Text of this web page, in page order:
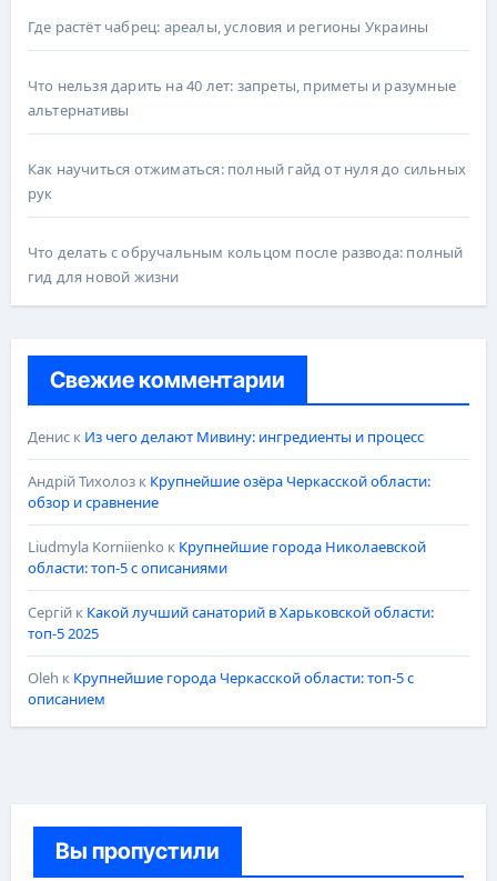
Где растёт чабрец: ареалы, условия и регионы Украины
Что нельзя дарить на 40 лет: запреты, приметы и разумные
альтернативы
Как научиться отжиматься: полный гайд от нуля до сильных
рук
Что делать с обручальным кольцом после развода: полный
гид для новой жизни
Свежие комментарии
Дениск Из чего делают Мивину: ингредиенты и процесс
Андрій Тихолозк Крупнейшие озёра Черкасской области:
обзор и сравнение
Liudmyla Korniienko к Крупнейшие города Николаевской
области: топ-5 с описаниями
Сергійк Какой лучший санаторий в Харьковской области:
топ-5 2025
Oleh к Крупнейшие города Черкасской области: топ-5 с
описанием
Вы пропустили